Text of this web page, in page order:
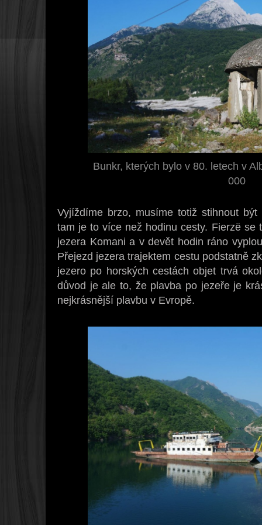
Bunkr, kterých bylo v 80. letech v
000
Vyjíždíme brzo, musíme totiž stihnout
tam je to více než hodinu cesty. Fierzë se
jezera Komani a v devět hodin ráno
Přejezd jezera trajektem cestu podstatně
jezero po horských cestách objet trvá
důvod je ale to, že plavba po jezeře je
nejkrásnější plavbu v Evropě.